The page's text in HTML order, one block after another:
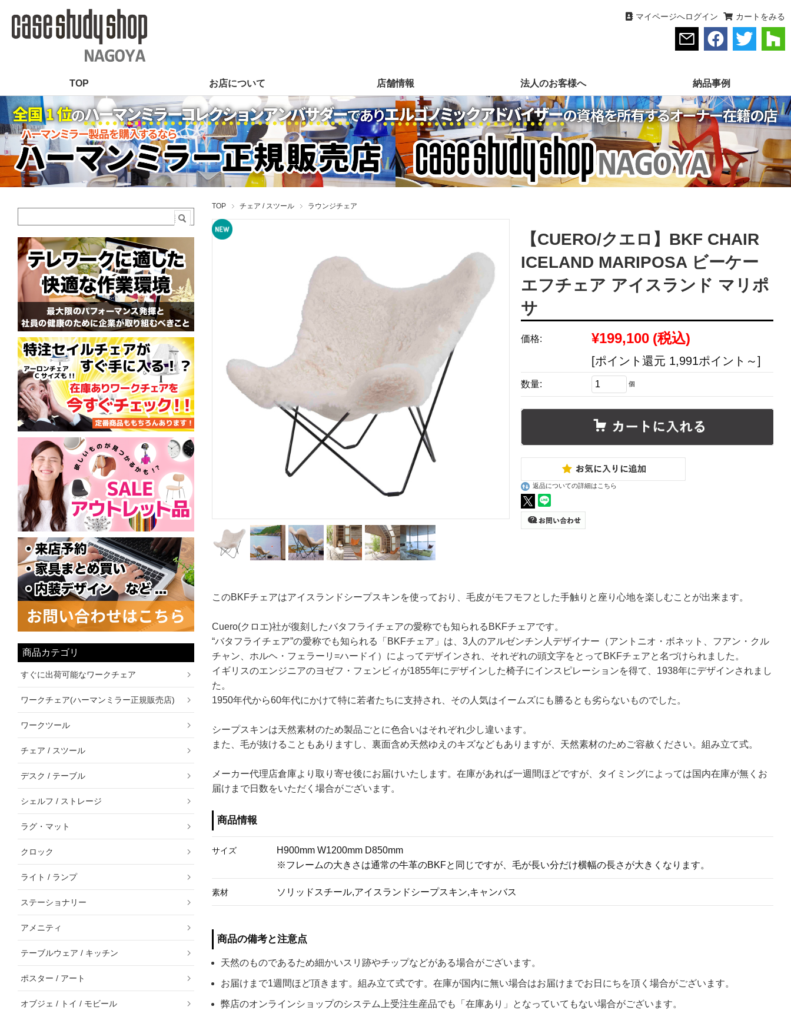
マイページへログイン カートをみる
TOP お店について 店舗情報 法人のお客様へ 納品事例
TOP チェア / スツール ラウンジチェア
【CUERO/クエロ】BKF CHAIR
ICELAND MARIPOSA ビーケー
エフチェア アイスランド マリポ
サ
価格: ¥199,100 (税込)
[ポイント還元 1,991ポイント～]
数量: 個
返品についての詳細はこちら
このBKFチェアはアイスランドシープスキンを使っており、毛皮がモフモフとした手触りと座り心地を楽しむことが出来ます。
Cuero(クロエ)社が復刻したバタフライチェアの愛称でも知られるBKFチェアです。
“バタフライチェア”の愛称でも知られる「BKFチェア」は、3人のアルゼンチン人デザイナー（アントニオ・ボネット、フアン・クル
チャン、ホルヘ・フェラーリ=ハードイ）によってデザインされ、それぞれの頭文字をとってBKFチェアと名づけられました。
イギリスのエンジニアのヨゼフ・フェンビィが1855年にデザインした椅子にインスピレーションを得て、1938年にデザインされまし
た。
1950年代から60年代にかけて特に若者たちに支持され、その人気はイームズにも勝るとも劣らないものでした。
シープスキンは天然素材のため製品ごとに色合いはそれぞれ少し違います。
また、毛が抜けることもありますし、裏面含め天然ゆえのキズなどもありますが、天然素材のためご容赦ください。組み立て式。
メーカー代理店倉庫より取り寄せ後にお届けいたします。在庫があれば一週間ほどですが、タイミングによっては国内在庫が無くお
届けまで日数をいただく場合がございます。
商品情報
サイズ
H900mm W1200mm D850mm
※フレームの大きさは通常の牛革のBKFと同じですが、毛が長い分だけ横幅の長さが大きくなります。
素材 ソリッドスチール,アイスランドシープスキン,キャンバス
商品の備考と注意点
天然のものであるため細かいスリ跡やチップなどがある場合がございます。
お届けまで1週間ほど頂きます。組み立て式です。在庫が国内に無い場合はお届けまでお日にちを頂く場合がございます。
弊店のオンラインショップのシステム上受注生産品でも「在庫あり」となっていてもない場合がございます。
商品カテゴリ
すぐに出荷可能なワークチェア
ワークチェア(ハーマンミラー正規販売店)
ワークツール
チェア / スツール
デスク / テーブル
シェルフ / ストレージ
ラグ・マット
クロック
ライト / ランプ
ステーショナリー
アメニティ
テーブルウェア / キッチン
ポスター / アート
オブジェ / トイ / モビール